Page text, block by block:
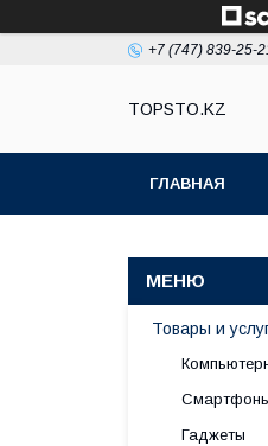
+7 (747) 839-25-
TOPSTO.KZ
ГЛАВНАЯ
Товары и
Гаджеты